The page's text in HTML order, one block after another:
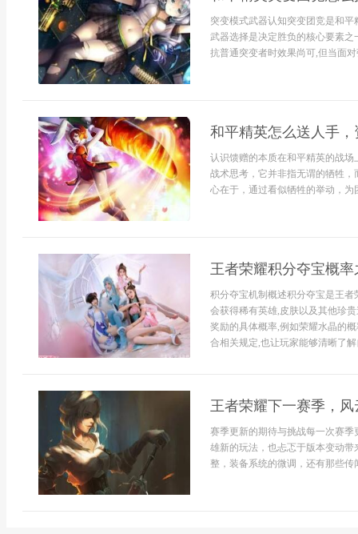
突变模式武器认知突变团竞是和
武器选择是决定胜负的核心要素
抗普通突变者时效果尚可,但当面
和平精英怎么送人手
认识馈赠的本质在和平精英的战
战术思考，它并非指无谓的牺牲
心在于，通过看似牺牲的举动，为
王者荣耀积分夺宝概
积分夺宝机制概述积分夺宝是王
会获得稀有英雄,皮肤以及其他珍
奖励的具体概率,例如荣耀水晶的
合相关规定,也让玩家能够清晰了
王者荣耀下一赛季，
赛季更新的期待与挑战每一次赛
雄新的玩法，也忐忑于版本变动
整，装备系统的微调，还有那些